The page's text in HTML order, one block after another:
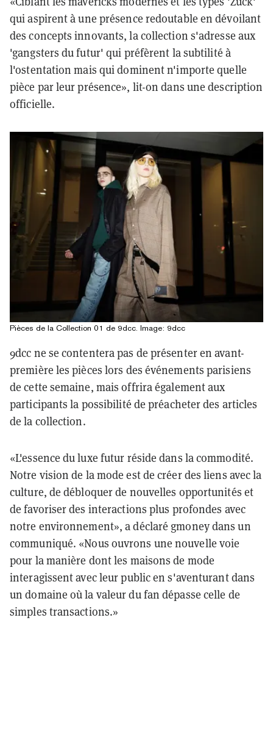
qui aspirent à une présence redoutable en dévoilant
des concepts innovants, la collection s'adresse aux
'gangsters du futur' qui préfèrent la subtilité à
l'ostentation mais qui dominent n'importe quelle
pièce par leur présence», lit-on dans une description
officielle.
Pièces de la Collection 01 de 9dcc. Image: 9dcc
9dcc ne se contentera pas de présenter en avant-
première les pièces lors des événements parisiens
de cette semaine, mais offrira également aux
participants la possibilité de préacheter des articles
de la collection.
«L'essence du luxe futur réside dans la commodité.
Notre vision de la mode est de créer des liens avec la
culture, de débloquer de nouvelles opportunités et
de favoriser des interactions plus profondes avec
notre environnement», a déclaré gmoney dans un
communiqué. «Nous ouvrons une nouvelle voie
pour la manière dont les maisons de mode
interagissent avec leur public en s'aventurant dans
un domaine où la valeur du fan dépasse celle de
simples transactions.»